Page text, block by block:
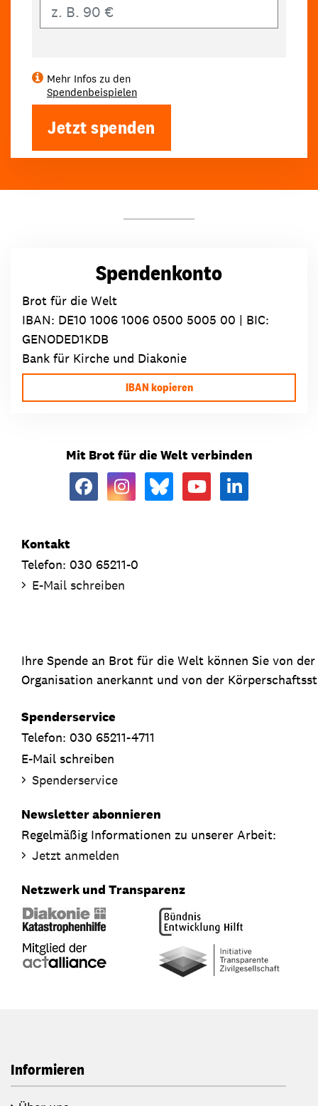
Mehr Infos zu den
Spendenbeispielen
Jetzt spenden
Spendenkonto
Brot für die Welt
IBAN: DE10 1006 1006 0500 5005 00 | BIC:
GENODED1KDB
Bank für Kirche und Diakonie
IBAN kopieren
Mit Brot für die Welt verbinden
Kontakt
Telefon: 030 65211-0
E-Mail schreiben
Ihre Spende an Brot für die Welt können Sie von
Organisation anerkannt und von der
Spenderservice
Telefon: 030 65211-4711
E-Mail schreiben
Spenderservice
Newsletter abonnieren
Regelmäßig Informationen zu unserer Arbeit:
Jetzt anmelden
Netzwerk und Transparenz
Informieren